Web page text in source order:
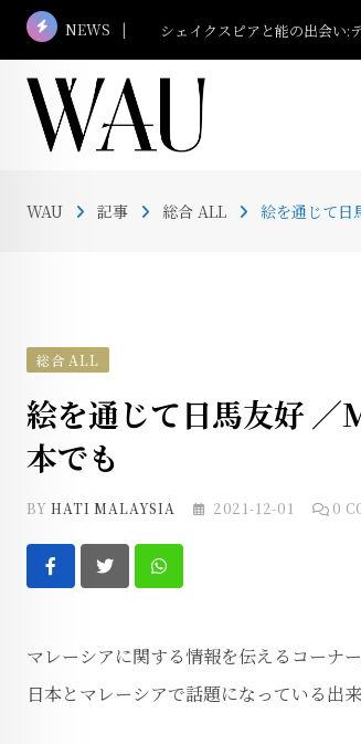
Skip
to
content
NEWS マレーシア名建築さんぽ #13
WAU 記事 総合 ALL 絵を通じて日
総合 ALL
絵を通じて日馬友好
本でも
BYHATI MALAYSIA 2021-12-01 0
Whatsapp
マレーシアに関する情報を伝えるコーナー
日本とマレーシアで話題になっている出